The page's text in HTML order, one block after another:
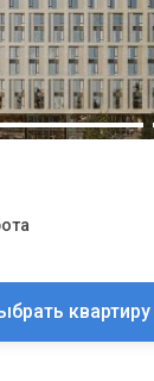
квартиру